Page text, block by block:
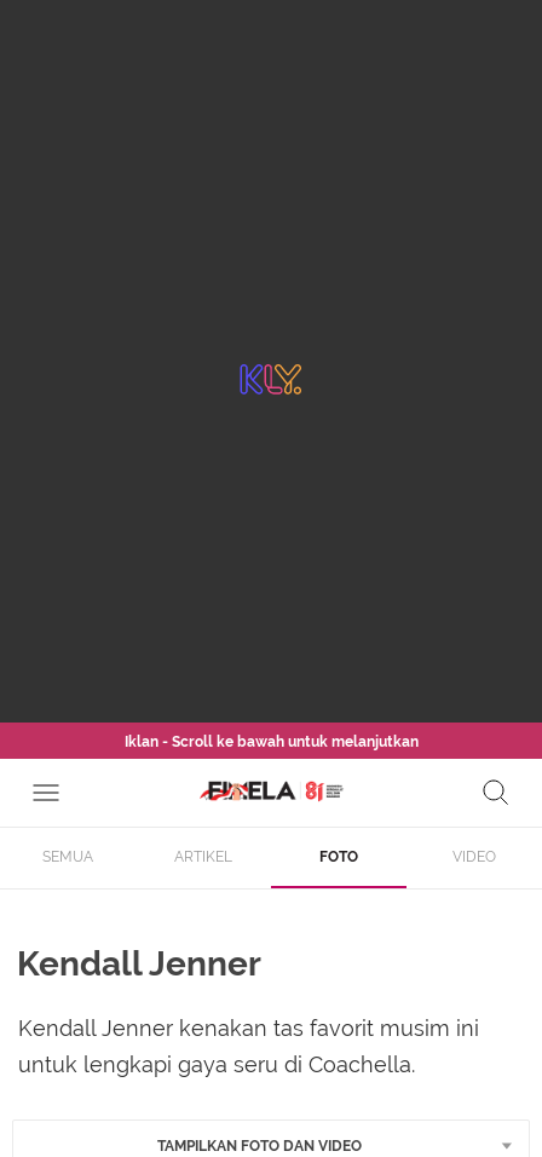
Iklan - Scroll ke bawah untuk melanjutkan
SEMUA ARTIKEL FOTO VIDEO
Kendall Jenner
Kendall Jenner kenakan tas favorit musim ini
untuk lengkapi gaya seru di Coachella.
TAMPILKAN FOTO DAN VIDEO